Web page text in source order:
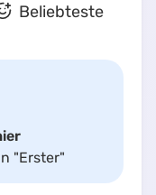
Beliebteste
"Erster"